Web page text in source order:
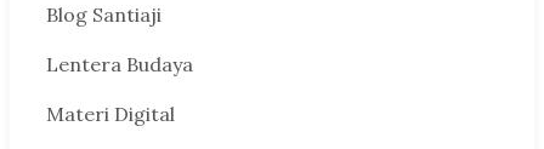
Blog Santiaji
Lentera Budaya
Materi Digital